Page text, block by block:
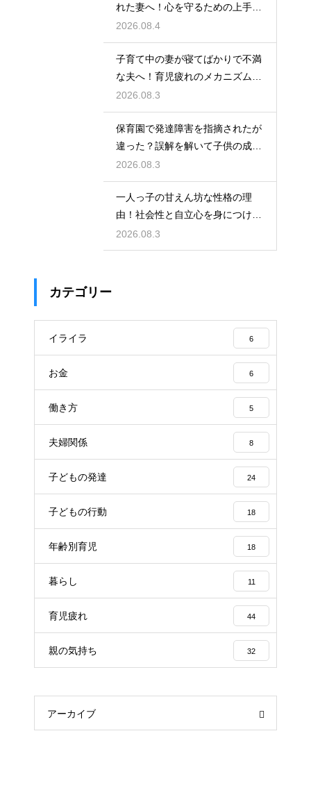
れた妻へ！心を守るための上手な
接し方
2026.08.4
子育て中の妻が寝てばかりで不満
な夫へ！育児疲れのメカニズムを
理解する
2026.08.3
保育園で発達障害を指摘されたが
違った？誤解を解いて子供の成長
を見守る
2026.08.3
一人っ子の甘えん坊な性格の理
由！社会性と自立心を身につけさ
せる接し方
2026.08.3
カテゴリー
イライラ 6
お金 6
働き方 5
夫婦関係 8
子どもの発達 24
子どもの行動 18
年齢別育児 18
暮らし 11
育児疲れ 44
親の気持ち 32
アーカイブ